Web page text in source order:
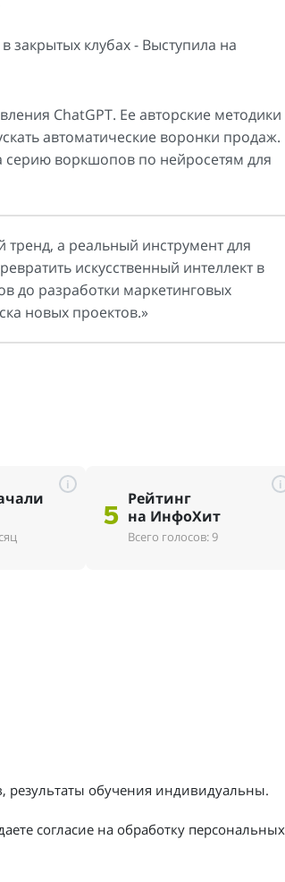
закрытых клубах - Выступила на
ChatGPT. Ее авторские методики
автоматические воронки продаж.
воркшопов по нейросетям для
а реальный инструмент для
искусственный интеллект в
до разработки маркетинговых
новых проектов.»
i
5
Рейтинг
на ИнфоХит
Всего голосов: 9
i
результаты обучения индивидуальны.
согласие на обработку персональных